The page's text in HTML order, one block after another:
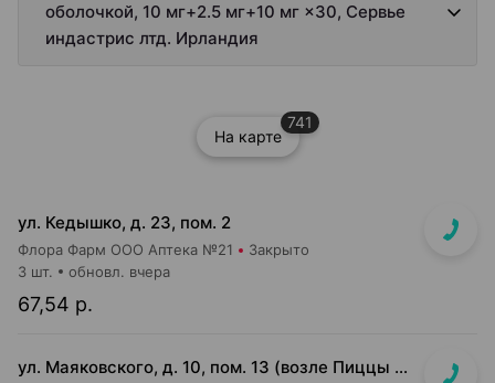
оболочкой, 10 мг+2.5 мг+10 мг ×30, Сервье
индастрис лтд. Ирландия
На карте
741
ул. Кедышко, д. 23, пом. 2
Флора Фарм ООО Аптека №21 Закрыто
67,54 р.
3 шт. обновл. вчера
ул. Маяковского, д. 10, пом. 13 (возле Пиццы Мании)